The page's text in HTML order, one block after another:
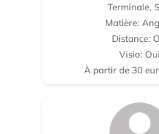
Terminale,
Matière:
Distance:
Visio: Oui
À partir de 30